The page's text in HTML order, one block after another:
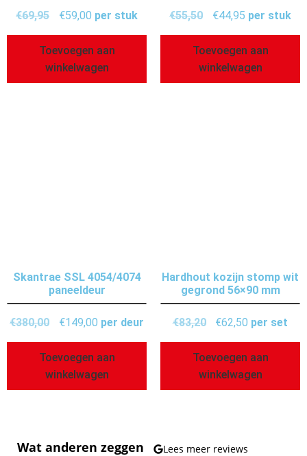
€69,95 €59,00 per stuk
Toevoegen aan
winkelwagen
€55,50 €44,95 per stuk
Toevoegen aan
winkelwagen
Skantrae SSL 4054/4074
paneeldeur
€380,00 €149,00 per deur
Toevoegen aan
winkelwagen
Hardhout kozijn stomp wit
gegrond 56×90 mm
€83,20 €62,50 per set
Toevoegen aan
winkelwagen
Wat anderen zeggen Lees meer reviews